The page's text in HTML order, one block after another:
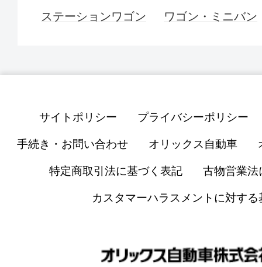
ステーションワゴン
ワゴン・ミニバン
サイトポリシー プライバシーポリシー
手続き・お問い合わせ オリックス自動車
特定商取引法に基づく表記 古物営業法
カスタマーハラスメントに対する